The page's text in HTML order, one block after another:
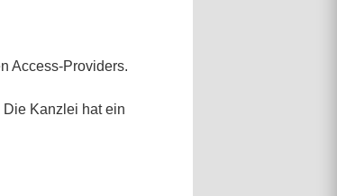
Access-Providers.
Die Kanzlei hat ein